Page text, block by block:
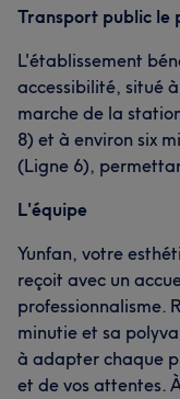
Transport public le
L'établissement
accessibilité, situé
marche de la
8) et à environ six
(Ligne 6),
L'équipe
Yunfan, votre
reçoit avec un
professionnalisme.
minutie et sa
à adapter chaque
et de vos attentes.